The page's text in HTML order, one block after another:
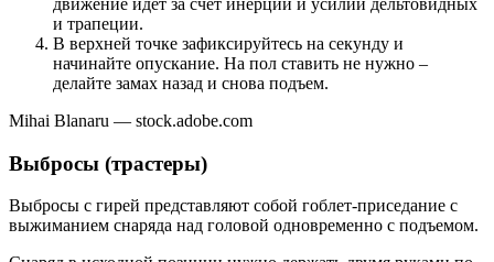
движение идет за счет инерции и усилий дельтовидных
и трапеции.
В верхней точке зафиксируйтесь на секунду и
начинайте опускание. На пол ставить не нужно –
делайте замах назад и снова подъем.
Mihai Blanaru — stock.adobe.com
Выбросы (трастеры)
Выбросы с гирей представляют собой гоблет-приседание с
выжиманием снаряда над головой одновременно с подъемом.